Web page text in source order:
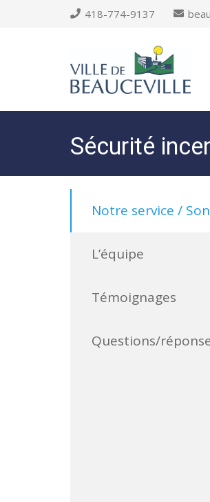
418-774-9137
Sécurité
Notre service /
L’équipe
Témoignages
Questions/